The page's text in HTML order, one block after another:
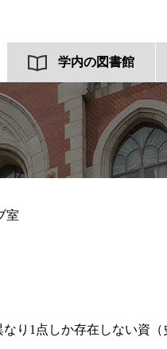
学内の図書館
室
り1点しか存在しない資（